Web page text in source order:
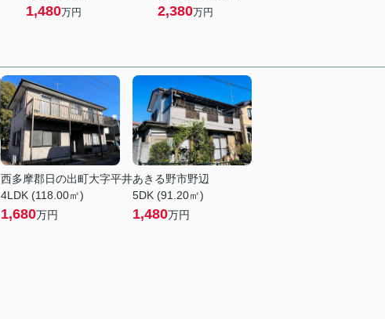
1,480万円 2,380万円
西多摩郡日の出町大字平井
4LDK (118.00㎡)
1,680万円
あきる野市野辺
5DK (91.20㎡)
1,480万円